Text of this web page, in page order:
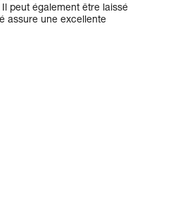
peut également être laissé
assure une excellente